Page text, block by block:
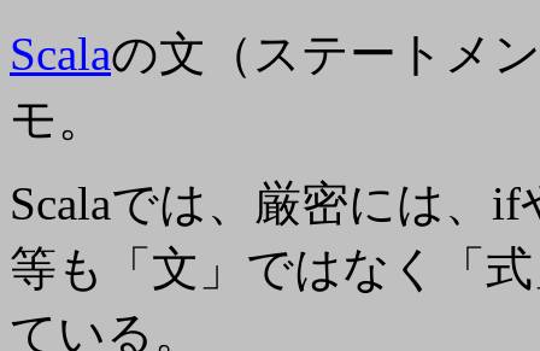
Scalaの文（ステートメ
モ。
Scalaでは、厳密には、if
等も「文」ではなく「
ている。